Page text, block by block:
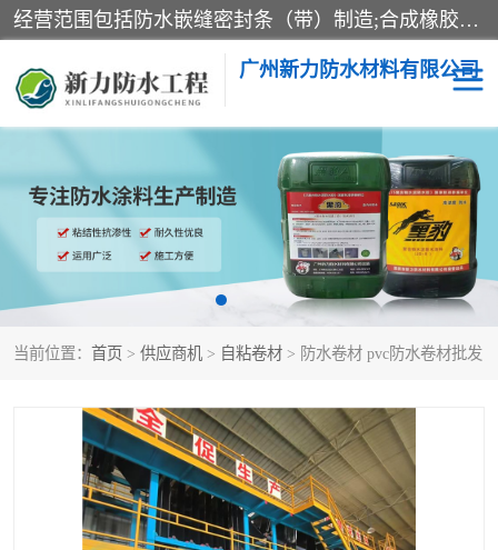
经营范围包括防水嵌缝密封条（带）制造;合成橡胶制造（监控化学品、危险化学品除外）;沥青混合物制造;防水胶粘带制造;其他合成材料制造（监控化学品、危险化学品除外）;涂料制造（监控化学品、危险化学品除外）;建筑结构防水补漏;防水建筑材料制造;粘合剂制造（监控化学品、危险化学品除外）;涂料零售;广州新力防水材料有限公司具有1处分支机构。
广州新力防水材料有限公司
当前位置： 首页 > 供应商机 > 自粘卷材 > 防水卷材 pvc防水卷材批发
黑豹防水胶 建筑108胶水
乳化沥青防水涂料 自粘卷材
非固化橡胶防水涂料